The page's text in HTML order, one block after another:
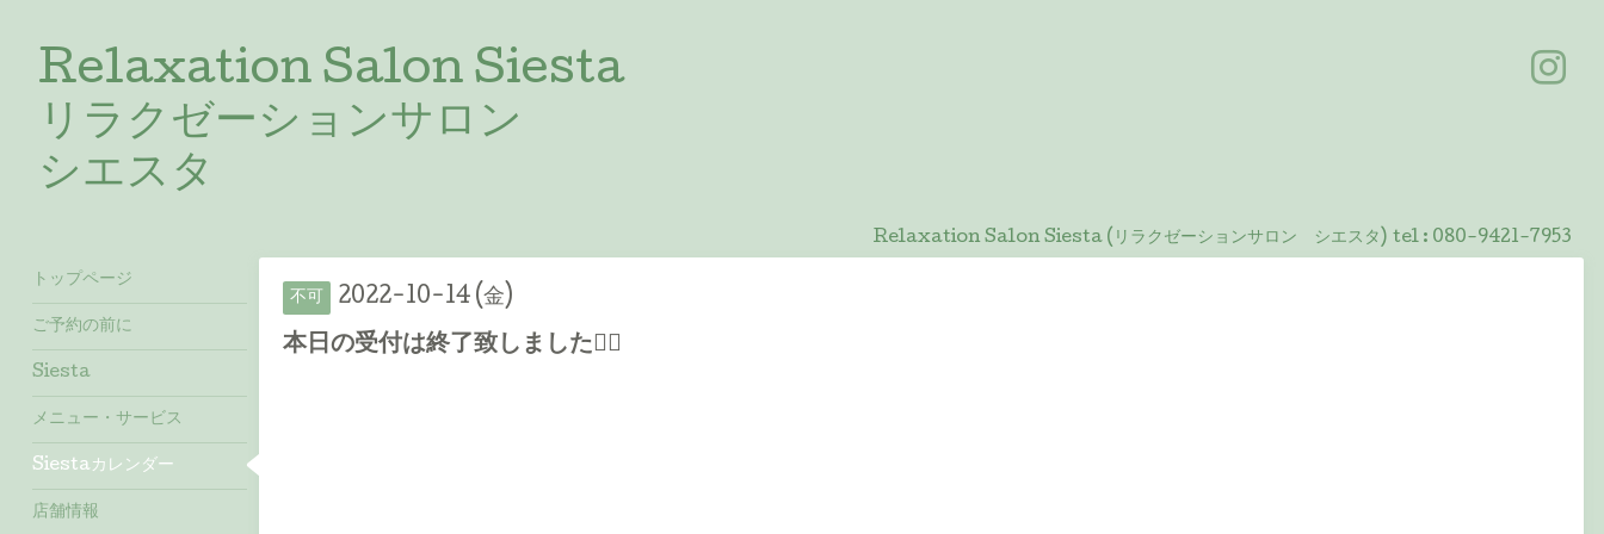
Relaxation Salon Siesta
リラクゼーションサロン
シエスタ
Relaxation Salon Siesta (リラクゼーションサロン シエスタ) tel : 080-9421-7953
不可 2022-10-14 (金)
本日の受付は終了致しました🙇‍♀️
トップページ
ご予約の前に
Siesta
メニュー・サービス
Siestaカレンダー
店舗情報